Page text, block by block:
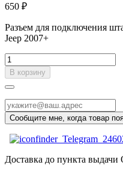
650 ₽
Разъем для подключения
Jeep 2007+
В корзину
Доставка до пункта выдачи